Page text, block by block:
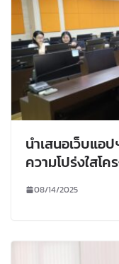
นำเสนอเว็บแอ
ความโปร่งใสโ
08/14/2025